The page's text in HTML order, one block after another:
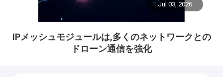
Jul 03, 2026
IPメッシュモジュールは,多くのネットワークとの
ドローン通信を強化